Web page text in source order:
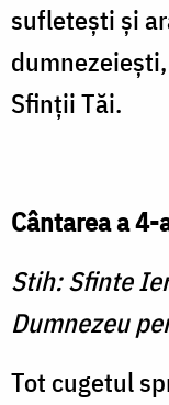
sufletești și
Sfinții Tăi.
Cântarea a 4-
Stih: Sfinte
Dumnezeu
Tot cugetul